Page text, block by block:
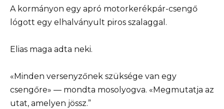
A kormányon egy apró motorkerékpár-csengő
lógott egy elhalványult piros szalaggal.
Elias maga adta neki.
«Minden versenyzőnek szüksége van egy
csengőre» — mondta mosolyogva. «Megmutatja az
utat, amelyen jössz.”